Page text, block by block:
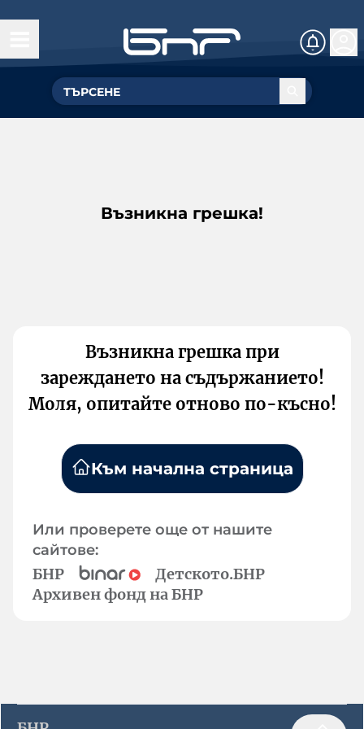
Възникна грешка!
Възникна грешка при
зареждането на съдържанието!
Моля, опитайте отново по-късно!
Към начална страница
Или проверете още от нашите
сайтове:
БНР
Детското.БНР
Архивен фонд на БНР